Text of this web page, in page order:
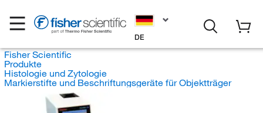
DE
Fisher Scientific
Produkte
Histologie und Zytologie
Markierstifte und Beschriftungsgeräte für Objektträger